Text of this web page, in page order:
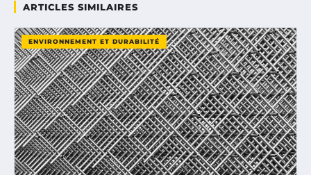
ARTICLES SIMILAIRES
ENVIRONNEMENT ET DURABILITÉ